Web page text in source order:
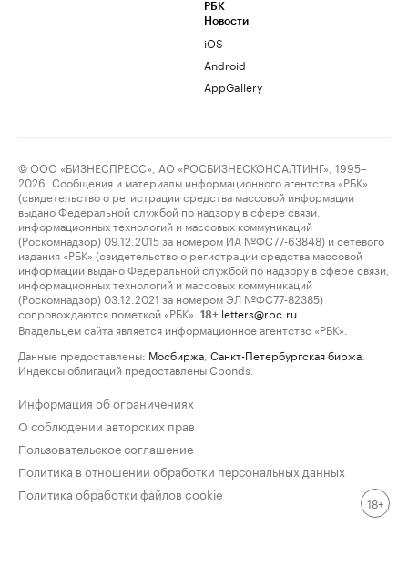
РБК
Новости
iOS
Android
AppGallery
© ООО «БИЗНЕСПРЕСС», АО «РОСБИЗНЕСКОНСАЛТИНГ», 1995–
2026. Сообщения и материалы информационного агентства «РБК»
(свидетельство о регистрации средства массовой информации
выдано Федеральной службой по надзору в сфере связи,
информационных технологий и массовых коммуникаций
(Роскомнадзор) 09.12.2015 за номером ИА №ФС77-63848) и сетевого
издания «РБК» (свидетельство о регистрации средства массовой
информации выдано Федеральной службой по надзору в сфере связи,
информационных технологий и массовых коммуникаций
(Роскомнадзор) 03.12.2021 за номером ЭЛ №ФС77-82385)
сопровождаются пометкой «РБК».
18+ letters@rbc.ru
Владельцем сайта является информационное агентство «РБК».
Данные предоставлены: Мосбиржа Санкт-Петербургская биржа
Индексы облигаций предоставлены Cbonds.
Информация об ограничениях
О соблюдении авторских прав
Пользовательское соглашение
Политика в отношении обработки персональных данных
Политика обработки файлов cookie
18+